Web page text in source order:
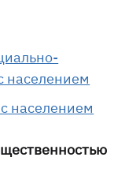
населением
населением